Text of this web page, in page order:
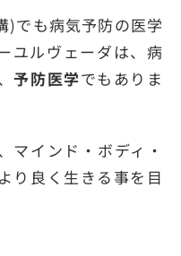
)でも病気予防の医学
ユルヴェーダは、病
予防医学でもありま
マインド・ボディ・
り良く生きる事を目